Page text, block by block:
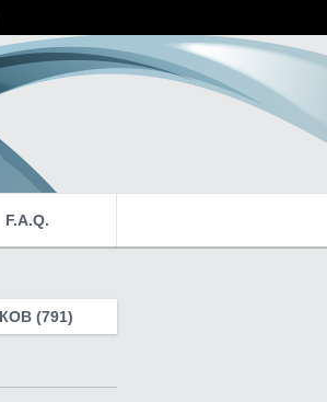
F.A.Q.
(791)